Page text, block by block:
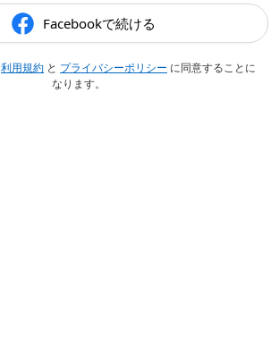
Facebookで続ける
利用規約 と プライバシーポリシー に同意することに
なります。